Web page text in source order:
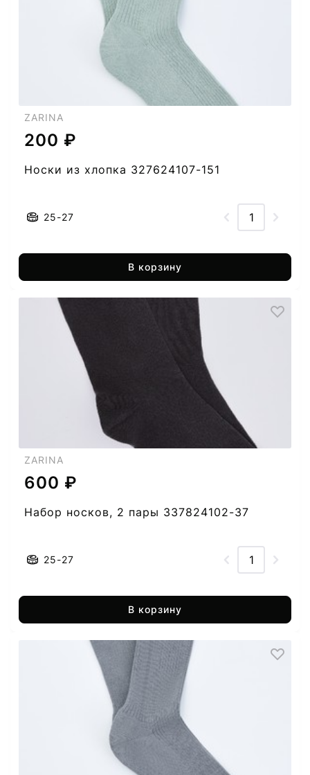
ZARINA
200 ₽
Носки из хлопка 327624107-151
25-27
В корзину
ZARINA
600 ₽
Набор носков, 2 пары 337824102-37
25-27
В корзину